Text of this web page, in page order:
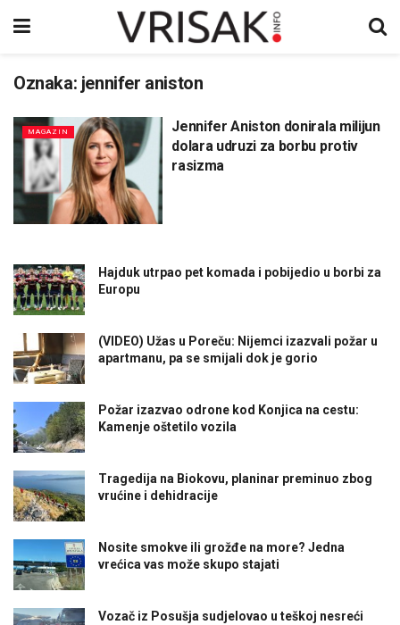
Oznaka: jennifer aniston
MAGAZIN
Jennifer Aniston donirala milijun
dolara udruzi za borbu protiv
rasizma
Hajduk utrpao pet komada i pobijedio u borbi za
Europu
(VIDEO) Užas u Poreču: Nijemci izazvali požar u
apartmanu, pa se smijali dok je gorio
Požar izazvao odrone kod Konjica na cestu:
Kamenje oštetilo vozila
Tragedija na Biokovu, planinar preminuo zbog
vrućine i dehidracije
Nosite smokve ili grožđe na more? Jedna
vrećica vas može skupo stajati
Vozač iz Posušja sudjelovao u teškoj nesreći